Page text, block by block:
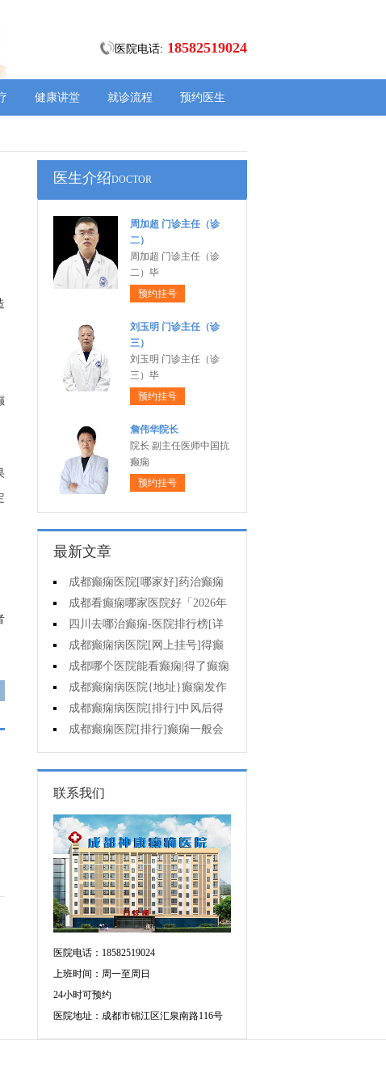
医院电话: 18582519024
健康讲堂 就诊流程 预约医生
医生介绍DOCTOR
周加超 门诊主任（诊
二）
周加超 门诊主任（诊
二）毕
预约挂号
刘玉明 门诊主任（诊
三）
刘玉明 门诊主任（诊
三）毕
预约挂号
詹伟华院长
院长 副主任医师中国抗
癫痫
预约挂号
最新文章
成都癫痫医院[哪家好]药治癫痫
病怎么效果好?
成都看癫痫哪家医院好「2026年
度公布」立冬后癫痫病人应多注意
什么?
四川去哪治癫痫-医院排行榜[详
细排名]四川哪儿能有效治疗癫痫?
成都癫痫病医院[网上挂号]得癫
痫的女性母乳喂养时要注意什么?
成都哪个医院能看癫痫|得了癫痫
会有什么症状?
成都癫痫病医院{地址}癫痫发作
跟哪些因素有关?
成都癫痫病医院[排行]中风后得
的癫痫能治吗
成都癫痫医院[排行]癫痫一般会
出现哪些症状?
联系我们
医院电话：18582519024
上班时间：周一至周日
24小时可预约
医院地址：成都市锦江区汇泉南路116号